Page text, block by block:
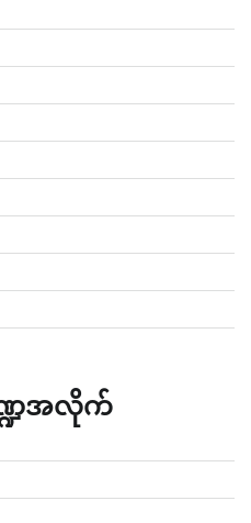
ဏ္ဍအလိုက်